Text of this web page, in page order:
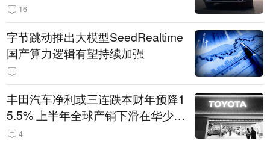
16
字节跳动推出大模型SeedRealtime
国产算力逻辑有望持续加强
丰田汽车净利或三连跌本财年预降1
5.5% 上半年全球产销下滑在华少卖
14.3万辆
4